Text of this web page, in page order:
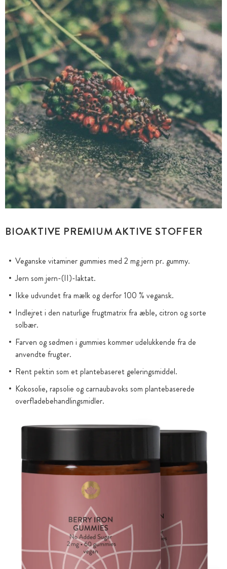
BIOAKTIVE PREMIUM AKTIVE STOFFER
Veganske vitaminer gummies med 2 mg jern pr. gummy.
Jern som jern-(II)-laktat.
Ikke udvundet fra mælk og derfor 100 % vegansk.
Indlejret i den naturlige frugtmatrix fra æble, citron og sorte
solbær.
Farven og sødmen i gummies kommer udelukkende fra de
anvendte frugter.
Rent pektin som et plantebaseret geleringsmiddel.
Kokosolie, rapsolie og carnaubavoks som plantebaserede
overfladebehandlingsmidler.